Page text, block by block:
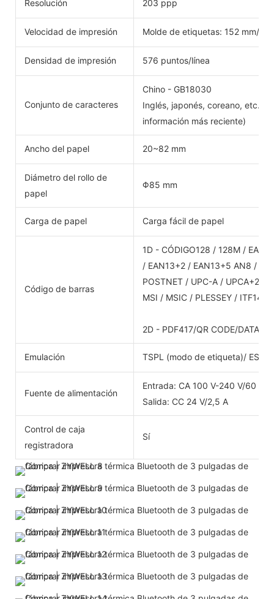
Resolución 203 ppp
Velocidad de impresión Molde de etiquetas: 152 mm/s;
Densidad de impresión 576 puntos/línea
Conjunto de caracteres
Chino - GB18030
Inglés, japonés, coreano, etc.
información más reciente)
Ancho del papel 20~82 mm
Diámetro del rollo de
papel
Φ85 mm
Carga de papel Carga fácil de papel
Código de barras
1D - CÓDIGO128 / 128M /
/ EAN13+2 / EAN13+5 AN8 /
POSTNET / UPC-A / UPCA+2 /
MSI / MSIC / PLESSEY / ITF14 /
2D - PDF417/QR CODE/DATA
Emulación TSPL (modo de etiqueta)/ ESC/
Fuente de alimentación
Entrada: CA 100 V-240 V/60 Hz
Salida: CC 24 V/2,5 A
Control de caja
registradora
Sí